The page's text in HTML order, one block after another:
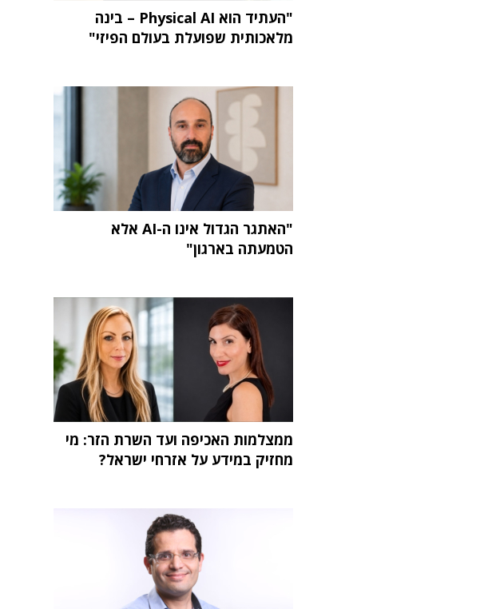
"העתיד הוא Physical AI – בינה
מלאכותית שפועלת בעולם הפיזי"
"האתגר הגדול אינו ה-AI אלא
הטמעתה בארגון"
ממצלמות האכיפה ועד השרת הזר: מי
מחזיק במידע על אזרחי ישראל?